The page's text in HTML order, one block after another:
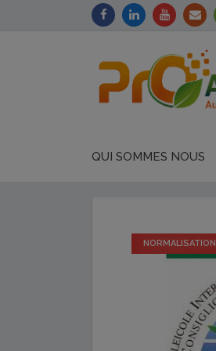
QUI SOMMES NOUS
NORMALISATION